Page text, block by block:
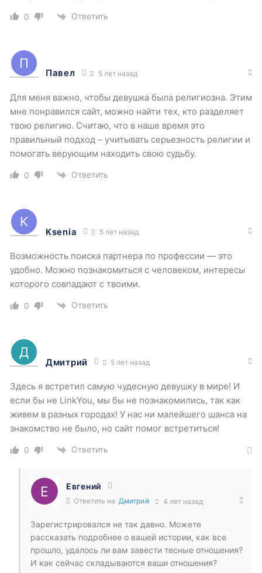
0 Ответить
Павел 5 лет назад
Для меня важно, чтобы девушка была религиозна. Этим
мне понравился сайт, можно найти тех, кто разделяет
твою религию. Считаю, что в наше время это
правильный подход – учитывать серьезность религии и
помогать верующим находить свою судьбу.
0 Ответить
Ksenia 5 лет назад
Возможность поиска партнера по профессии — это
удобно. Можно познакомиться с человеком, интересы
которого совпадают с твоими.
0 Ответить
Дмитрий 5 лет назад
Здесь я встретил самую чудесную девушку в мире! И
если бы не LinkYou, мы бы не познакомились, так как
живем в разных городах! У нас ни малейшего шанса на
знакомство не было, но сайт помог встретиться!
0 Ответить
Евгений
Ответить на Дмитрий 4 лет назад
Зарегистрировался не так давно. Можете
рассказать подробнее о вашей истории, как все
прошло, удалось ли вам завести тесные отношения?
И как сейчас складываются ваши отношения?